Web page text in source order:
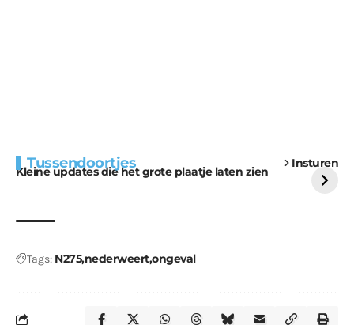
Tussendoortjes Insturen
Kleine updates die het grote plaatje laten zien
voor kabouters
uitdaging
Tags: N275nederweertongeval